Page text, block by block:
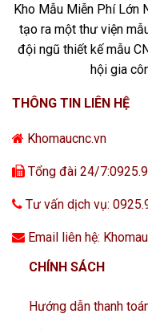
Kho Mẫu Miễn Phí Lớn
tạo ra một thư viện
đội ngũ thiết kế mẫu
hội gia
THÔNG TIN LIÊN HỆ
Khomaucnc.vn
Tổng đài 24/
Tư vấn dịch vụ:
Email liên hệ:
CHÍNH SÁCH
Hướng dẫn thanh